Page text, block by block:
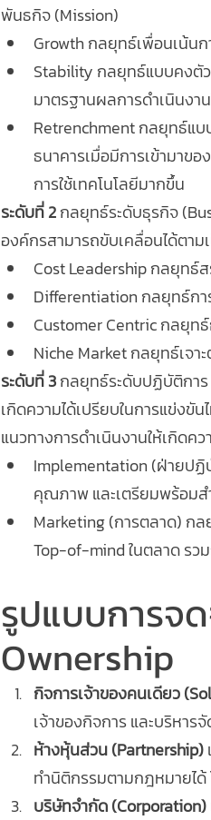
พันธกิจ (Mission)
Growth กลยุทธ์เพื่อนเน้น
Stability กลยุทธ์แบบคงตั
มาตรฐานผลการดำเนินงา
Retrenchment กลยุทธ์แ
ธนาคารเมื่อมีการเข้ามาข
การใช้เทคโนโลยีมากขึ้น
ระดับที่ 2 กลยุทธ์ระดับธุรกิจ
องค์กรสามารถขับเคลื่อนได้ตา
Cost Leadership กลยุทธ์
Differentiation กลยุทธ์กา
Customer Centric กลยุท
Niche Market กลยุทธ์เจา
ระดับที่ 3 กลยุทธ์ระดับปฏิบัติกา
เกิดความได้เปรียบในการแข่งขั
แนวทางการดำเนินงานให้เกิดค
Implementation (ฝ่ายป
คุณภาพ และเตรียมพร้อม
Marketing (การตลาด) กล
Top-of-mind ในตลาด รว
รูปแบบการจ
Ownership
กิจการเจ้าของคนเดียว
เจ้าของกิจการ และบริหาร
ห้างหุ้นส่วน (Partnership)
ทำนิติกรรมตามกฎหมายไ
บริษัทจำกัด (Corporation)